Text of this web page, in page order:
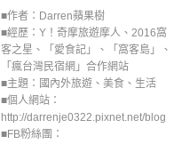
■作者：Darren蘋果樹
■經歷：Y！奇摩旅遊摩人、2016窩
客之星、「愛食記」、「窩客島」、
「瘋台灣民宿網」合作網站
■主題：國內外旅遊、美食、生活
■個人網站：
http://darrenje0322.pixnet.net/blog
■FB粉絲團：